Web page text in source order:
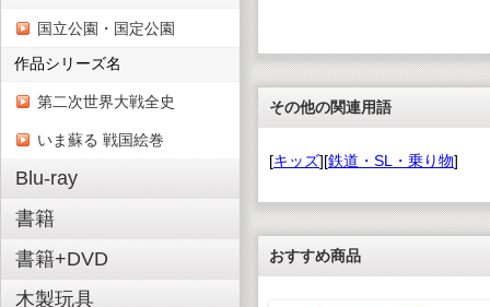
国立公園・国定公園
作品シリーズ名
第二次世界大戦全史
いま蘇る 戦国絵巻
Blu-ray
書籍
書籍+DVD
木製玩具
その他の関連用語
[キッズ][鉄道・SL・乗り物]
おすすめ商品